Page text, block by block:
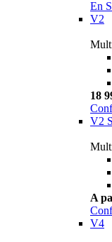
En
V2
18
V2 S
A
V4